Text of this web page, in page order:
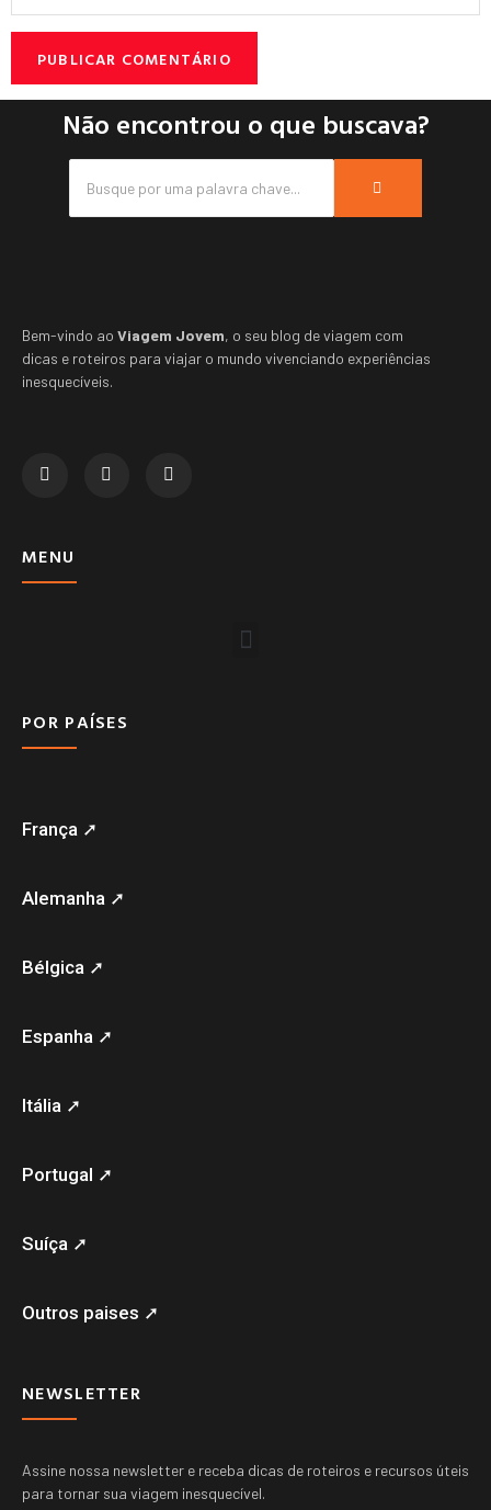
Não encontrou o que buscava?
Bem-vindo ao Viagem Jovem, o seu blog de viagem com
dicas e roteiros para viajar o mundo vivenciando experiências
inesquecíveis.
MENU
POR PAÍSES
França ➚
Alemanha ➚
Bélgica ➚
Espanha ➚
Itália ➚
Portugal ➚
Suíça ➚
Outros paises ➚
NEWSLETTER
Assine nossa newsletter e receba dicas de roteiros e recursos úteis
para tornar sua viagem inesquecível.